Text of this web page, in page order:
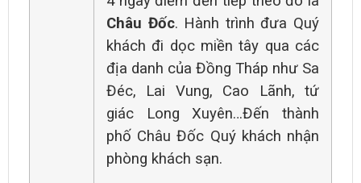
Châu Đốc. Hành trình đưa Quý
khách đi dọc miền tây qua các
địa danh của Đồng Tháp như Sa
Đéc, Lai Vung, Cao Lãnh, tứ
giác Long Xuyên…Đến thành
phố Châu Đốc Quý khách nhận
phòng khách sạn.